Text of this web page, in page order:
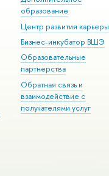
образование
Центр развития карьеры
Бизнес-инкубатор ВШЭ
Образовательные
партнерства
Обратная связь и
взаимодействие с
получателями услуг